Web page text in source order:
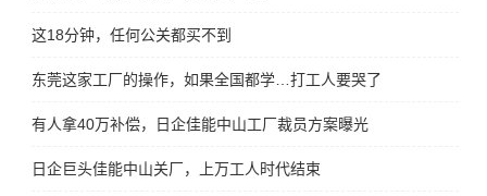
这18分钟，任何公关都买不到
东莞这家工厂的操作，如果全国都学…打工人要哭了
有人拿40万补偿，日企佳能中山工厂裁员方案曝光
日企巨头佳能中山关厂，上万工人时代结束